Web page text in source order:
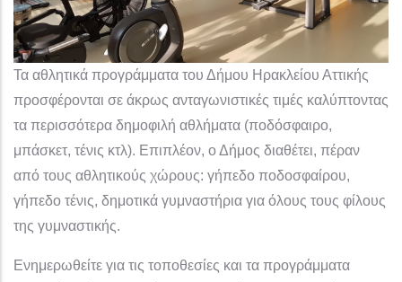
Τα αθλητικά προγράμματα του Δήμου Ηρακλείου Αττικής
προσφέρονται σε άκρως ανταγωνιστικές τιμές καλύπτοντας
τα περισσότερα δημοφιλή αθλήματα (ποδόσφαιρο,
μπάσκετ, τένις κτλ). Επιπλέον, ο Δήμος διαθέτει, πέραν
από τους αθλητικούς χώρους: γήπεδο ποδοσφαίρου,
γήπεδο τένις, δημοτικά γυμναστήρια για όλους τους φίλους
της γυμναστικής.
Ενημερωθείτε για τις τοποθεσίες και τα προγράμματα